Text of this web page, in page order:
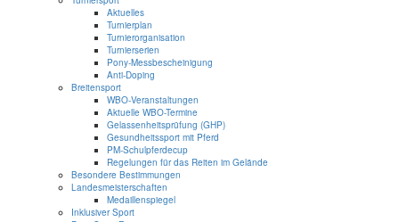
Aktuelles
Turnierplan
Turnierorganisation
Turnierserien
Pony-Messbescheinigung
Anti-Doping
Breitensport
WBO-Veranstaltungen
Aktuelle WBO-Termine
Gelassenheitsprüfung (GHP)
Gesundheitssport mit Pferd
PM-Schulpferdecup
Regelungen für das Reiten im Gelände
Besondere Bestimmungen
Landesmeisterschaften
Medaillenspiegel
Inklusiver Sport